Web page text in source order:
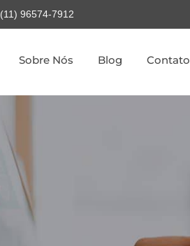
(11) 96574-7912
Sobre Nós Blog Contato